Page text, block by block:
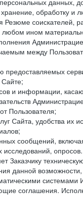
данных,
обработку и
Резюме
любом ином
между
и информации,
Пользователя;
Сайта, удобства их
сообщений,
исследований, опросов.
Заказчику
данной
соглашения.